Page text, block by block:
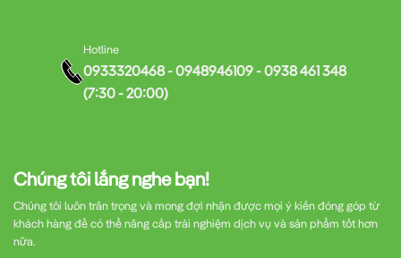
Chúng tôi lắng nghe bạn!
Chúng tôi luôn trân trọng và mong đợi nhận được mọi ý kiến đóng góp từ
khách hàng để có thể nâng cấp trải nghiệm dịch vụ và sản phẩm tốt hơn
nữa.
Hotline
0933320468 - 0948946109 - 0938 461 348
(7:30 - 20:00)